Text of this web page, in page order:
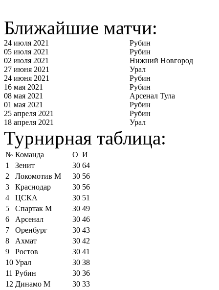
Ближайшие матчи:
24 июля 2021
Рубин
05 июля 2021
Рубин
02 июля 2021
Нижний Новгород
27 июня 2021
Урал
24 июня 2021
Рубин
16 мая 2021
Рубин
08 мая 2021
Арсенал Тула
01 мая 2021
Рубин
25 апреля 2021
Рубин
18 апреля 2021
Урал
Турнирная таблица:
№ Команда О И
1
Зенит 30 64
2
Локомотив М 30 56
3
Краснодар 30 56
4
ЦСКА 30 51
5
Спартак М 30 49
6
Арсенал 30 46
7
Оренбург 30 43
8
Ахмат 30 42
9
Ростов 30 41
10 Урал 30 38
11 Рубин 30 36
12 Динамо М 30 33